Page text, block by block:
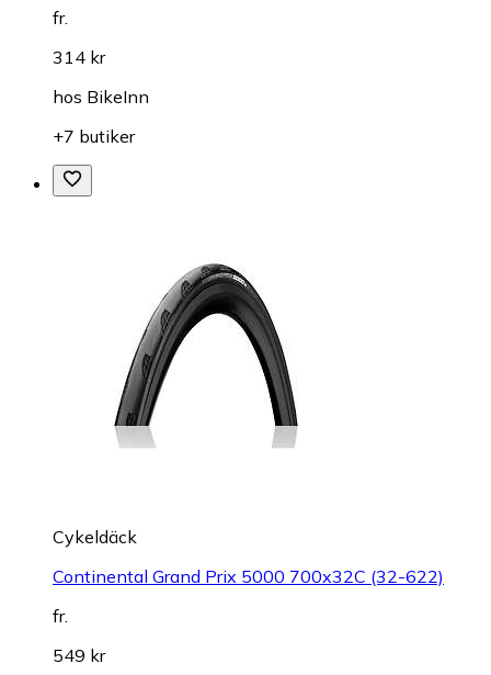
fr.
314 kr
hos BikeInn
+7 butiker
Cykeldäck
Continental Grand Prix 5000 700x32C (32-622)
fr.
549 kr